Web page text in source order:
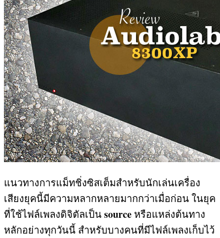
แนวทางการแม็ทชิ่งซิสเต็มสำหรับนักเล่นเครื่อง
เสียงยุคนี้มีความหลากหลายมากกว่าเมื่อก่อน ในยุค
ที่ใช้ไฟล์เพลงดิจิตัลเป็นsource หรือแหล่งต้นทาง
หลักอย่างทุกวันนี้ สำหรับบางคนที่มีไฟล์เพลงเก็บไว้